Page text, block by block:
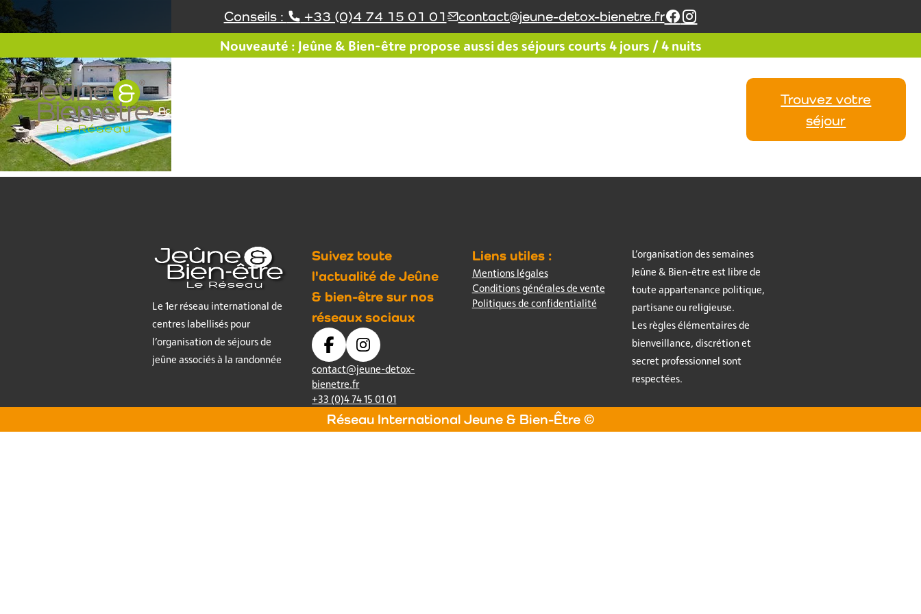
Aller
au
Conseils : +33 (0)4 74 15 01 01 contact@jeune-detox-bienetre.fr
Nouveauté : Jeûne & Bien-être propose aussi des séjours courts 4 jours / 4 nuits
Accueil
Trouvez votre
séjour
Le 1er réseau international de
centres labellisés pour
l’organisation de séjours de
jeûne associés à la randonnée
Suivez toute
l'actualité de Jeûne
& bien-être sur nos
réseaux sociaux
contact@jeune-detox-
bienetre.fr
+33 (0)4 74 15 01 01
Liens utiles :
Mentions légales
Conditions générales de vente
Politiques de confidentialité
L’organisation des semaines
Jeûne & Bien-être est libre de
toute appartenance politique,
partisane ou religieuse.
Les règles élémentaires de
bienveillance, discrétion et
secret professionnel sont
respectées.
Réseau International Jeune & Bien-Être ©